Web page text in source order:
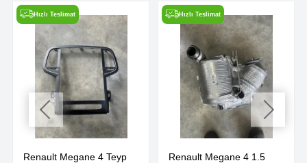
Hızlı Teslimat
Renault Megane 4 Teyp
Hızlı Teslimat
Renault Megane 4 1.5